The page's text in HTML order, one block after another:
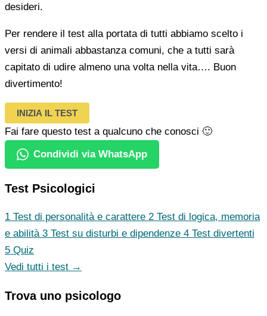
desideri.
Per rendere il test alla portata di tutti abbiamo scelto i
versi di animali abbastanza comuni, che a tutti sarà
capitato di udire almeno una volta nella vita…. Buon
divertimento!
INIZIA IL TEST
Fai fare questo test a qualcuno che conosci 🙂
Condividi via WhatsApp
Test Psicologici
1 Test di personalità e carattere 2 Test di logica, memoria
e abilità 3 Test su disturbi e dipendenze 4 Test divertenti
5 Quiz
Vedi tutti i test →
Trova uno psicologo